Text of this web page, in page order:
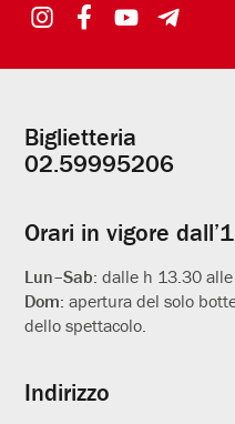
Informazioni
utili
Biglietteria
02.59995206
Orari in vigore
Lun–Sab:dalle h 13.30
Dom:apertura del solo
dello spettacolo.
Indirizzo